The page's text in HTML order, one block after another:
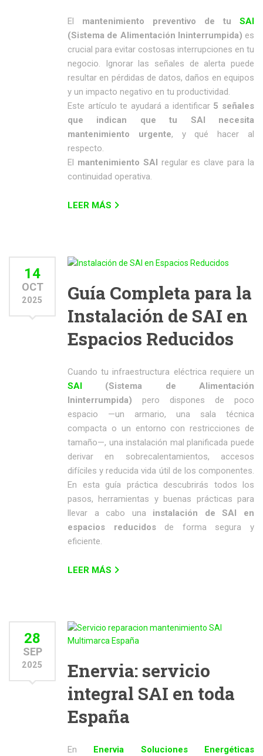
El mantenimiento preventivo de tu SAI
(Sistema de Alimentación Ininterrumpida) es
crucial para evitar costosas interrupciones en tu
negocio. Ignorar las señales de alerta puede
resultar en pérdidas de datos, daños en equipos
y un impacto negativo en tu productividad.
Este artículo te ayudará a identificar 5 señales
que indican que tu SAI necesita
mantenimiento urgente, y qué hacer al
respecto.
El mantenimiento SAI regular es clave para la
continuidad operativa.
LEER MÁS
14
OCT
2025
Guía Completa para la
Instalación de SAI en
Espacios Reducidos
Cuando tu infraestructura eléctrica requiere un
SAI (Sistema de Alimentación
Ininterrumpida) pero dispones de poco
espacio —un armario, una sala técnica
compacta o un entorno con restricciones de
tamaño—, una instalación mal planificada puede
derivar en sobrecalentamientos, accesos
difíciles y reducida vida útil de los componentes.
En esta guía práctica descubrirás todos los
pasos, herramientas y buenas prácticas para
llevar a cabo una instalación de SAI en
espacios reducidosde forma segura y
eficiente.
LEER MÁS
28
SEP
2025
Enervia: servicio
integral SAI en toda
España
En Enervia Soluciones Energéticas